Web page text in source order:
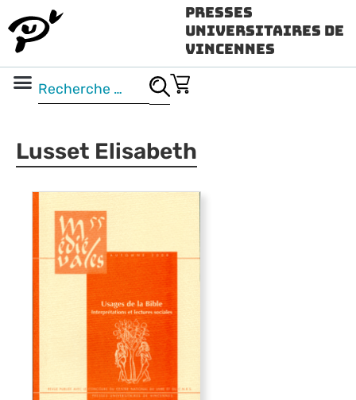
Presses
Universitaires de
Vincennes
Lusset Elisabeth